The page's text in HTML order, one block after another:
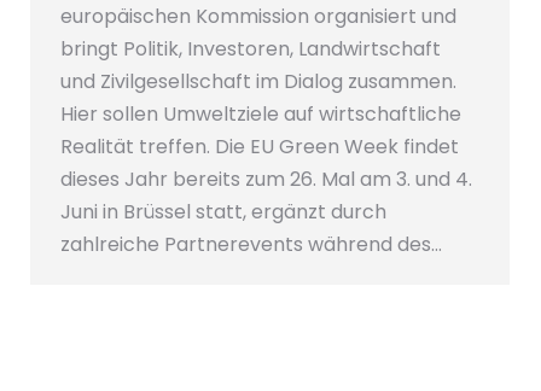
europäischen Kommission organisiert und
bringt Politik, Investoren, Landwirtschaft
und Zivilgesellschaft im Dialog zusammen.
Hier sollen Umweltziele auf wirtschaftliche
Realität treffen. Die EU Green Week findet
dieses Jahr bereits zum 26. Mal am 3. und 4.
Juni in Brüssel statt, ergänzt durch
zahlreiche Partnerevents während des…